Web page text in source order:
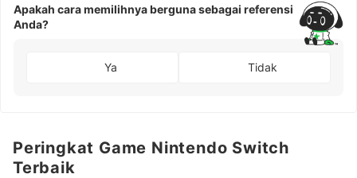
Apakah cara memilihnya berguna sebagai referensi
Anda?
Ya Tidak
Peringkat Game Nintendo Switch
Terbaik